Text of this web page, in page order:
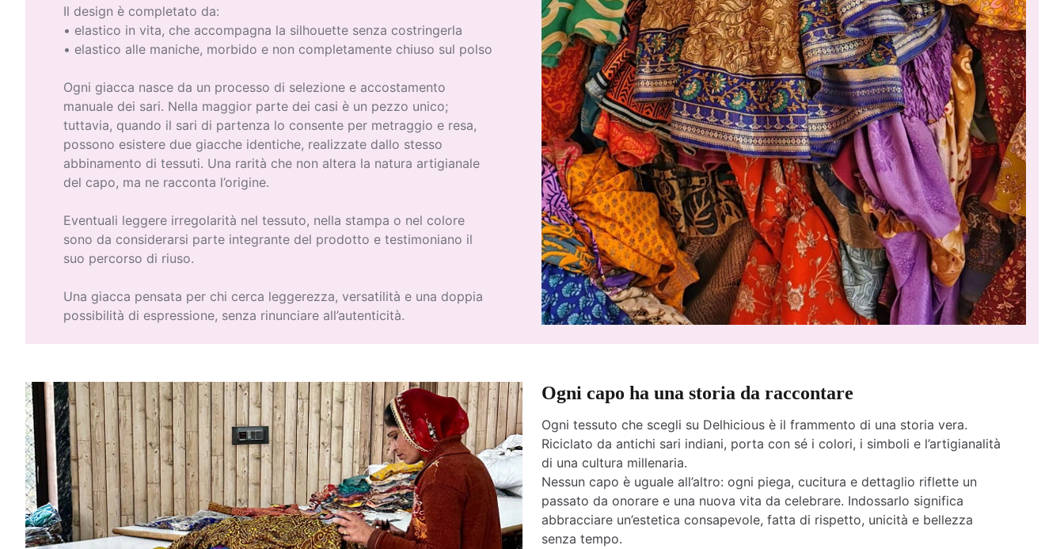
Il design è completato da:
• elastico in vita, che accompagna la silhouette senza costringerla
• elastico alle maniche, morbido e non completamente chiuso sul polso
Ogni giacca nasce da un processo di selezione e accostamento
manuale dei sari. Nella maggior parte dei casi è un pezzo unico;
tuttavia, quando il sari di partenza lo consente per metraggio e resa,
possono esistere due giacche identiche, realizzate dallo stesso
abbinamento di tessuti. Una rarità che non altera la natura artigianale
del capo, ma ne racconta l’origine.
Eventuali leggere irregolarità nel tessuto, nella stampa o nel colore
sono da considerarsi parte integrante del prodotto e testimoniano il
suo percorso di riuso.
Una giacca pensata per chi cerca leggerezza, versatilità e una doppia
possibilità di espressione, senza rinunciare all’autenticità.
Ogni capo ha una storia da raccontare
Ogni tessuto che scegli su Delhicious è il frammento di una storia vera.
Riciclato da antichi sari indiani, porta con sé i colori, i simboli e l’artigianalità
di una cultura millenaria.
Nessun capo è uguale all’altro: ogni piega, cucitura e dettaglio riflette un
passato da onorare e una nuova vita da celebrare. Indossarlo significa
abbracciare un’estetica consapevole, fatta di rispetto, unicità e bellezza
senza tempo.